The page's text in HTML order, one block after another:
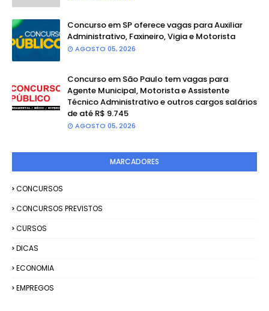
Concurso em SP oferece vagas para Auxiliar
Administrativo, Faxineiro, Vigia e Motorista
AGOSTO 05, 2026
Concurso em São Paulo tem vagas para
Agente Municipal, Motorista e Assistente
Técnico Administrativo e outros cargos salários
de até R$ 9.745
AGOSTO 05, 2026
MARCADORES
CONCURSOS
CONCURSOS PREVISTOS
CURSOS
DICAS
ECONOMIA
EMPREGOS